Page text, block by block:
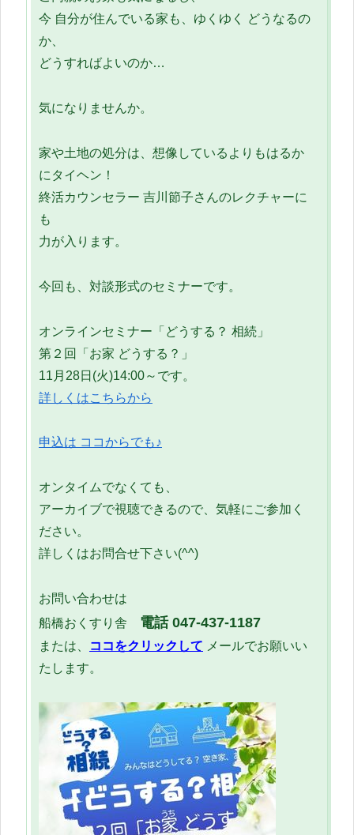
今 自分が住んでいる家も、ゆくゆく どうなるの
か、
どうすればよいのか…
気になりませんか。
家や土地の処分は、想像しているよりもはるか
にタイヘン！
終活カウンセラー 吉川節子さんのレクチャーに
も
力が入ります。
今回も、対談形式のセミナーです。
オンラインセミナー「どうする？ 相続」
第２回「お家 どうする？」
11月28日(火)14:00～です。
詳しくはこちらから
申込は ココからでも♪
オンタイムでなくても、
アーカイブで視聴できるので、気軽にご参加く
ださい。
詳しくはお問合せ下さい(^^)
お問い合わせは
船橋おくすり舎 電話 047-437-1187
または、 ココをクリックして メールでお願いい
たします。